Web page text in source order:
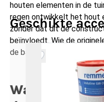
houten elementen in de
regen ontwikkelt het hout
zonder dat dit de
beïnvloedt. Wie de
de balk optioneel
Wat zijn de
Geschikte